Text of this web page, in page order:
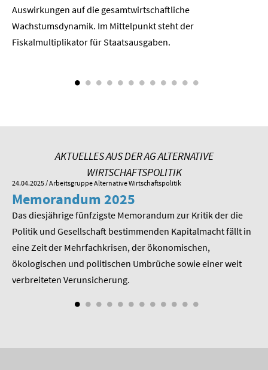
Auswirkungen auf die gesamtwirtschaftli­che
Wachstumsdynamik. Im Mittelpunkt steht der
Fiskalmultiplikator für Staatsausgaben.
AKTUELLES AUS DER AG ALTERNATIVE
WIRTSCHAFTSPOLITIK
24.04.2025 / Arbeitsgruppe Alternative Wirtschaftspolitik
Memorandum 2025
Das diesjährige fünfzigste Memorandum zur Kritik der die
Politik und Gesellschaft bestimmenden Kapitalmacht fällt in
eine Zeit der Mehrfachkrisen, der ökonomischen,
ökologischen und politischen Umbrüche sowie einer weit
verbreiteten Verunsicherung.